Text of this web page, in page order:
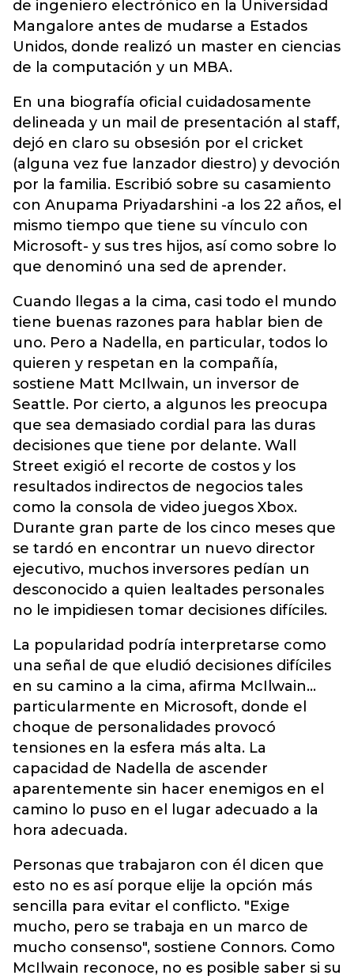
de ingeniero electrónico en la Universidad
Mangalore antes de mudarse a Estados
Unidos, donde realizó un master en ciencias
de la computación y un MBA.
En una biografía oficial cuidadosamente
delineada y un mail de presentación al staff,
dejó en claro su obsesión por el cricket
(alguna vez fue lanzador diestro) y devoción
por la familia. Escribió sobre su casamiento
con Anupama Priyadarshini -a los 22 años, el
mismo tiempo que tiene su vínculo con
Microsoft- y sus tres hijos, así como sobre lo
que denominó una sed de aprender.
Cuando llegas a la cima, casi todo el mundo
tiene buenas razones para hablar bien de
uno. Pero a Nadella, en particular, todos lo
quieren y respetan en la compañía,
sostiene Matt McIlwain, un inversor de
Seattle. Por cierto, a algunos les preocupa
que sea demasiado cordial para las duras
decisiones que tiene por delante. Wall
Street exigió el recorte de costos y los
resultados indirectos de negocios tales
como la consola de video juegos Xbox.
Durante gran parte de los cinco meses que
se tardó en encontrar un nuevo director
ejecutivo, muchos inversores pedían un
desconocido a quien lealtades personales
no le impidiesen tomar decisiones difíciles.
La popularidad podría interpretarse como
una señal de que eludió decisiones difíciles
en su camino a la cima, afirma McIlwain...
particularmente en Microsoft, donde el
choque de personalidades provocó
tensiones en la esfera más alta. La
capacidad de Nadella de ascender
aparentemente sin hacer enemigos en el
camino lo puso en el lugar adecuado a la
hora adecuada.
Personas que trabajaron con él dicen que
esto no es así porque elije la opción más
sencilla para evitar el conflicto. "Exige
mucho, pero se trabaja en un marco de
mucho consenso", sostiene Connors. Como
McIlwain reconoce, no es posible saber si su